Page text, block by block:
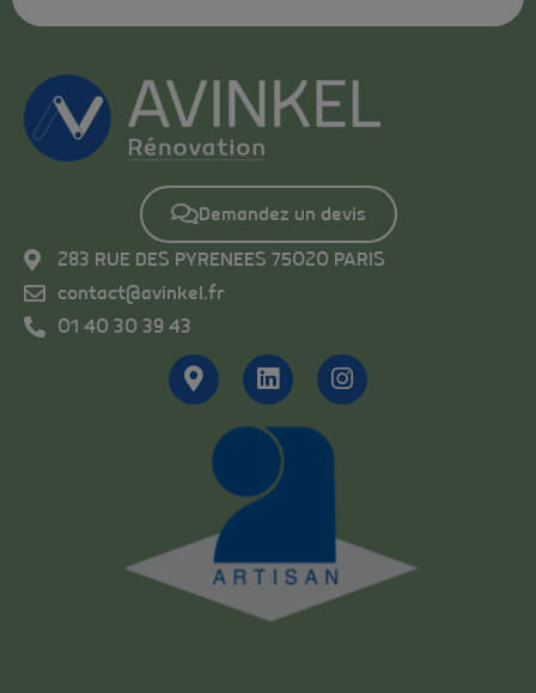
Demandez un devis
283 RUE DES PYRENEES 75020 PARIS
contact@avinkel.fr
01 40 30 39 43